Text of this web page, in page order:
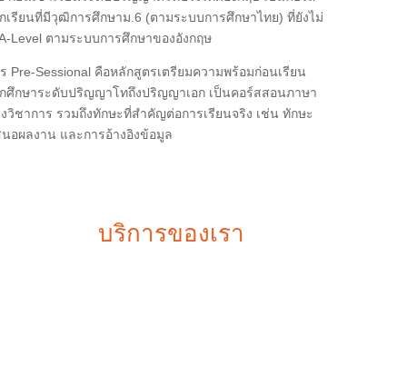
เรียนที่มีวุฒิการศึกษาม.6 (ตามระบบการศึกษาไทย) ที่ยังไม่
Level ตามระบบการศึกษาของอังกฤษ
Pre-Sessional คือหลักสูตรเตรียมความพร้อมก่อนเรียน
ศึกษาระดับปริญญาโทถึงปริญญาเอก เป็นคอร์สสอนภาษา
วิชาการ รวมถึงทักษะที่สำคัญต่อการเรียนจริง เช่น ทักษะ
อผลงาน และการอ้างอิงข้อมูล
บริการของเรา